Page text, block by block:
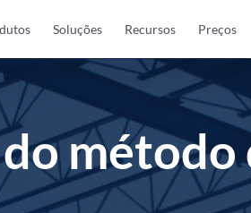
Soluções Recursos Preços
método